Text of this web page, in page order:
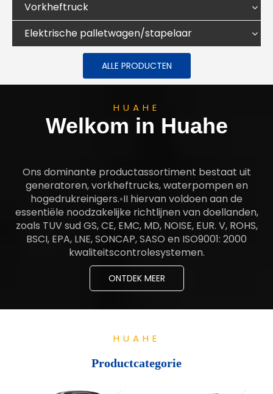
Vorkheftruck
Elektrische palletwagen/stapelaar
ALLE PRODUCTEN
HUAHE
Welkom in Huahe
Ons dominante productassortiment bestaat uit
generatoren, vorkheftrucks, waterpompen en
hogedrukreinigers.◦II hiervan voldoen aan de
essentiële noodzakelijke richtlijnen van doellanden,
zoals TUV sud GS, CE, EMC, MD, NOISE, EUR. V, ROHS,
BSCI, EPA, LNE, SONCAP, SASO en ISO9001: 2000
kwaliteitscontrolesystemen.
ONTDEK MEER
HUAHE
Productcategorie